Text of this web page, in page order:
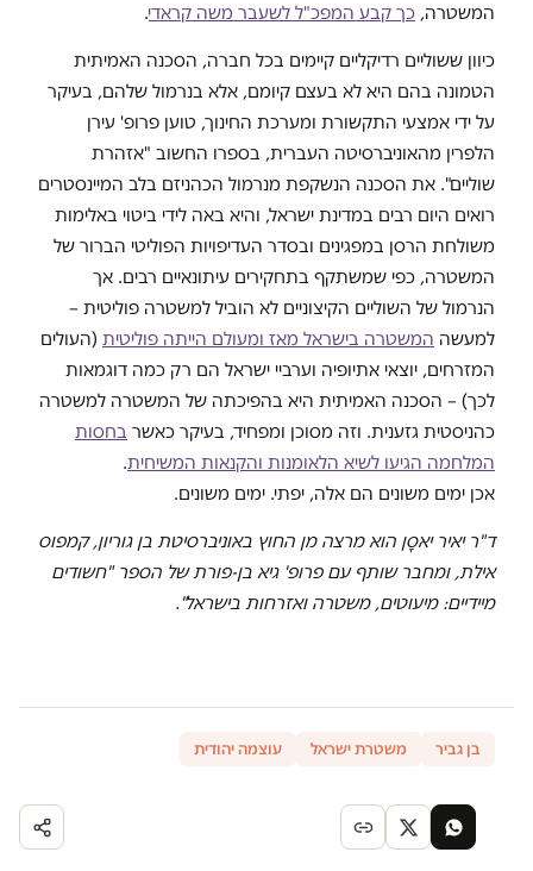
המשטרה, כך קבע המפכ"ל לשעבר משה קראדי.
כיוון ששוליים רדיקליים קיימים בכל חברה, הסכנה האמיתית
הטמונה בהם היא לא בעצם קיומם, אלא בנרמול שלהם, בעיקר
על ידי אמצעי התקשורת ומערכת החינוך, טוען פרופ' עירן
הלפרין מהאוניברסיטה העברית, בספרו החשוב "אזהרת
שוליים". את הסכנה הנשקפת מנרמול הכהניזם בלב המיינסטרים
רואים היום רבים במדינת ישראל, והיא באה לידי ביטוי באלימות
משולחת הרסן במפגינים ובסדר העדיפויות הפוליטי הברור של
המשטרה, כפי שמשתקף בתחקירים עיתונאיים רבים. אך
הנרמול של השוליים הקיצוניים לא הוביל למשטרה פוליטית –
למעשה המשטרה בישראל מאז ומעולם הייתה פוליטית (העולים
המזרחים, יוצאי אתיופיה וערביי ישראל הם רק כמה דוגמאות
לכך) – הסכנה האמיתית היא בהפיכתה של המשטרה למשטרה
כהניסטית גזענית. וזה מסוכן ומפחיד, בעיקר כאשר בחסות
המלחמה הגיעו לשיא הלאומנות והקנאות המשיחית.
אכן ימים משונים הם אלה, יפתי. ימים משונים.
ד"ר יאיר יאסׇן הוא מרצה מן החוץ באוניברסיטת בן גוריון, קמפוס
אילת, ומחבר שותף עם פרופ' גיא בן-פורת של הספר "חשודים
מיידיים: מיעוטים, משטרה ואזרחות בישראל".
בן גביר משטרת ישראל עוצמה יהודית